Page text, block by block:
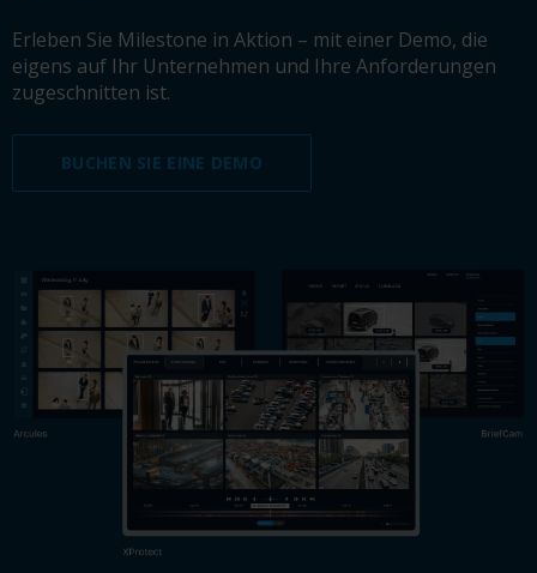
Erleben Sie Milestone in Aktion – mit einer Demo, die
eigens auf Ihr Unternehmen und Ihre Anforderungen
zugeschnitten ist.
BUCHEN SIE EINE DEMO